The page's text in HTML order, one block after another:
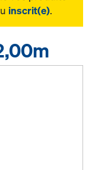
inscrit(e).